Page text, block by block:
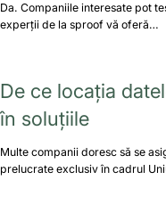
Da. Companiile interesate pot
experții de la sproof vă oferă…
De ce locația
în soluțiile
Multe companii doresc să se
prelucrate exclusiv în cadrul